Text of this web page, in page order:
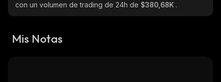
con un volumen de trading de 24h de $380,68K .
Mis Notas